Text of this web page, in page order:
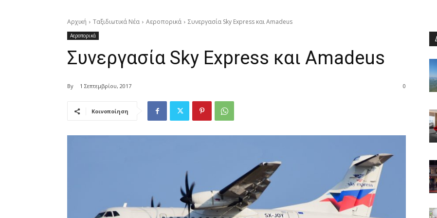
Αρχική Ταξιδιωτικά Νέα Αεροπορικά Συνεργασία Sky Express και Amadeus
Αεροπορικά
Συνεργασία Sky Express και Amadeus
By 1 Σεπτεμβρίου, 2017 0
Κοινοποίηση